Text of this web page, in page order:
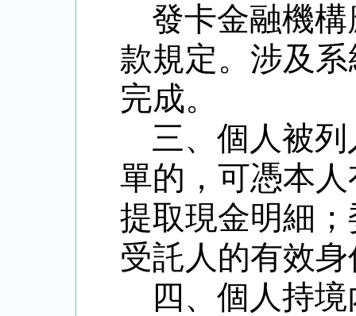
發卡金融機
款規定。涉及
完成。
三、個人被
單的，可憑本
提取現金明細
受託人的有效
四、個人持